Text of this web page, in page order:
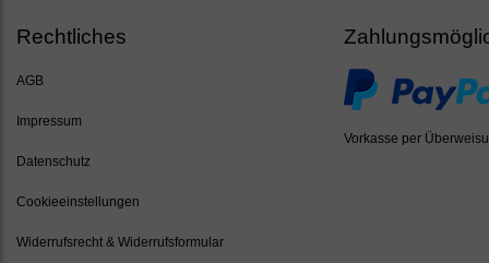
Rechtliches
AGB
Impressum
Datenschutz
Cookieeinstellungen
Widerrufsrecht & Widerrufsformular
Vorkasse per